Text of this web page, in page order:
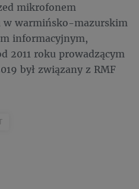
mikrofonem
w warmińsko-mazurskim
informacyjnym,
2011 roku prowadzącym
był związany z RMF